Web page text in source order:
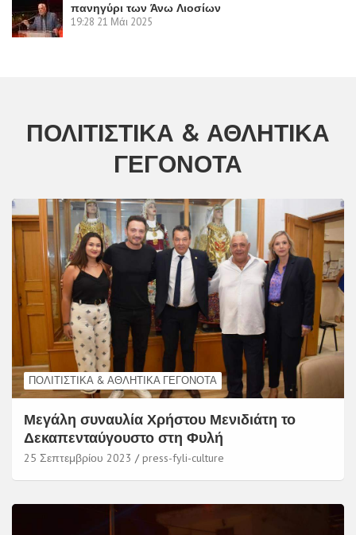
πανηγύρι των Άνω Λιοσίων
19:28 21 Μάι 2025
ΠΟΛΙΤΙΣΤΙΚΆ & ΑΘΛΗΤΙΚΆ
ΓΕΓΟΝΌΤΑ
ΠΟΛΙΤΙΣΤΙΚΆ & ΑΘΛΗΤΙΚΆ ΓΕΓΟΝΌΤΑ
Μεγάλη συναυλία Χρήστου Μενιδιάτη το
Δεκαπενταύγουστο στη Φυλή
25 Σεπτεμβρίου 2023 press-fyli-culture